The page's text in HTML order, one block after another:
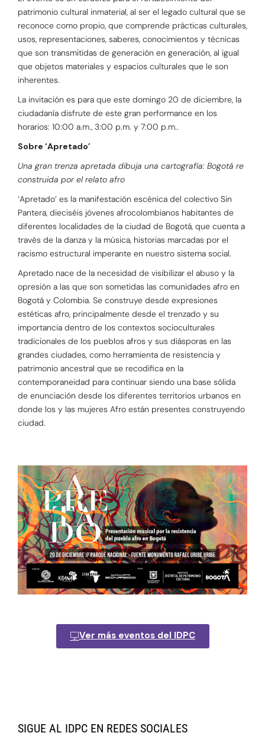
patrimonio cultural inmaterial, al ser el legado cultural que se
reconoce como propio, que comprende prácticas culturales,
usos, representaciones, saberes, conocimientos y técnicas
que son transmitidas de generación en generación, al igual
que objetos materiales y espacios culturales que le son
inherentes.
La invitación es para que este domingo 20 de diciembre, la
ciudadanía disfrute de este gran performance en los
horarios: 10:00 a.m., 3:00 p.m. y 7:00 p.m..
Sobre ‘Apretado’
Una gran trenza apretada dibuja una cartografía: Bogotá re
construida por el relato afro
‘Apretado’ es la manifestación escénica del colectivo Sin
Pantera, dieciséis jóvenes afrocolombianos habitantes de
diferentes localidades de la ciudad de Bogotá, que cuenta a
través de la danza y la música, historias marcadas por el
racismo estructural imperante en nuestro sistema social.
Apretado nace de la necesidad de visibilizar el abuso y la
opresión a las que son sometidas las comunidades afro en
Bogotá y Colombia. Se construye desde expresiones
estéticas afro, principalmente desde el trenzado y su
importancia dentro de los contextos socioculturales
tradicionales de los pueblos afros y sus diásporas en las
grandes ciudades, como herramienta de resistencia y
patrimonio ancestral que se recodifica en la
contemporaneidad para continuar siendo una base sólida
de enunciación desde los diferentes territorios urbanos en
donde los y las mujeres Afro están presentes construyendo
ciudad.
Ver más eventos del IDPC
SIGUE AL IDPC EN REDES SOCIALES